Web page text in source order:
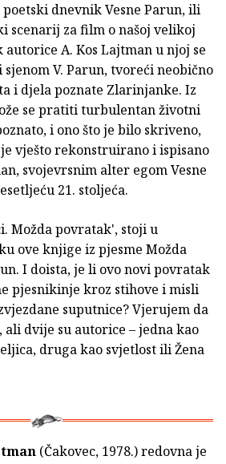
dnevnik Vesne Parun, ili
scenarij za film o našoj velikoj
A. Kos Lajtman u njoj se
V. Parun, tvoreći neobično
i djela poznate Zlarinjanke. Iz
se pratiti turbulentan životni
i ono što je bilo skriveno,
vješto rekonstruirano i ispisano
svojevrsnim alter egom Vesne
21. stoljeća.
Možda povratak', stoji u
ove knjige iz pjesme Možda
I doista, je li ovo novi povratak
pjesnikinje kroz stihove i misli
suputnice? Vjerujem da
dvije su autorice – jedna kao
druga kao svjetlost ili Žena
(Čakovec, 1978.) redovna je